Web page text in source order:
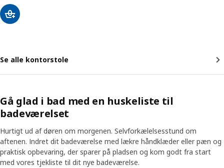
Se alle kontorstole
Gå glad i bad med en huskeliste til
badeværelset
Hurtigt ud af døren om morgenen. Selvforkælelsesstund om
aftenen. Indret dit badeværelse med lækre håndklæder eller pæn og
praktisk opbevaring, der sparer på pladsen og kom godt fra start
med vores tjekliste til dit nye badeværelse.